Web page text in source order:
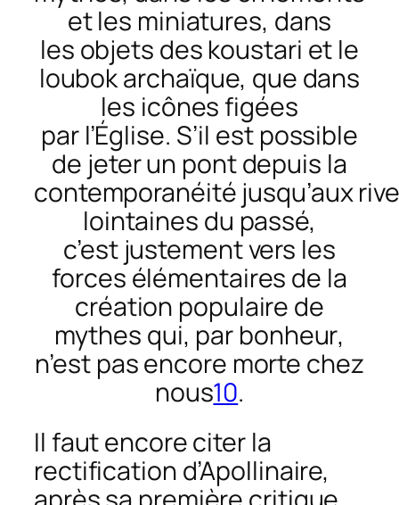
et les miniatures, dans
les objets des koustari et le
loubok archaïque, que dans
les icônes figées
parl’Église. S’il est possible
de jeter un pont depuis la
contemporanéité jusqu’aux
lointaines du passé,
c’estjustement vers les
forces élémentaires de la
création populaire de
mythes qui, par bonheur,
n’est pas encore morte chez
nous10.
Il faut encore citer la
rectification d’Apollinaire,